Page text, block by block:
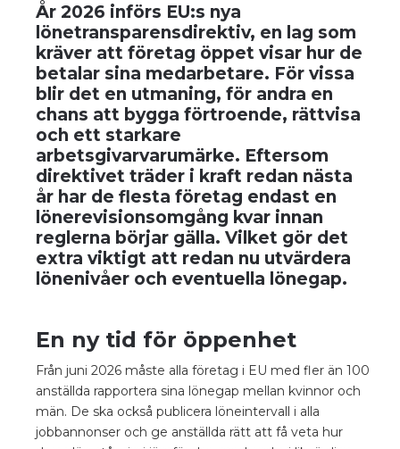
År 2026 införs EU:s nya
lönetransparensdirektiv, en lag som
kräver att företag öppet visar hur de
betalar sina medarbetare. För vissa
blir det en utmaning, för andra en
chans att bygga förtroende, rättvisa
och ett starkare
arbetsgivarvarumärke. Eftersom
direktivet träder i kraft redan nästa
år har de flesta företag endast en
lönerevisionsomgång kvar innan
reglerna börjar gälla. Vilket gör det
extra viktigt att redan nu utvärdera
lönenivåer och eventuella lönegap.
En ny tid för öppenhet
Från juni 2026 måste alla företag i EU med fler än 100
anställda rapportera sina lönegap mellan kvinnor och
män. De ska också publicera löneintervall i alla
jobbannonser och ge anställda rätt att få veta hur